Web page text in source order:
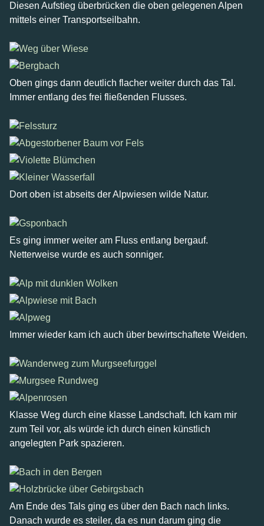
Diesen Aufstieg überbrücken die oben gelegenen Alpen
mittels einer Transportseilbahn.
Oben gings dann deutlich flacher weiter durch das Tal.
Immer entlang des frei fließenden Flusses.
Dort oben ist abseits der Alpwiesen wilde Natur.
Es ging immer weiter am Fluss entlang bergauf.
Netterweise wurde es auch sonniger.
Immer wieder kam ich auch über bewirtschaftete Weiden.
Klasse Weg durch eine klasse Landschaft. Ich kam mir
zum Teil vor, als würde ich durch einen künstlich
angelegten Park spazieren.
Am Ende des Tals ging es über den Bach nach links.
Danach wurde es steiler, da es nun darum ging die